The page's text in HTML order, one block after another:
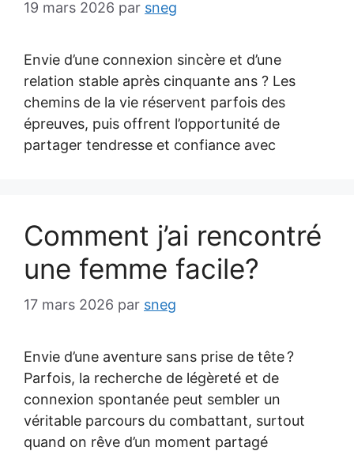
19 mars 2026 par sneg
Envie d’une connexion sincère et d’une
relation stable après cinquante ans ? Les
chemins de la vie réservent parfois des
épreuves, puis offrent l’opportunité de
partager tendresse et confiance avec
Comment j’ai rencontré
une femme facile?
17 mars 2026 par sneg
Envie d’une aventure sans prise de tête ?
Parfois, la recherche de légèreté et de
connexion spontanée peut sembler un
véritable parcours du combattant, surtout
quand on rêve d’un moment partagé